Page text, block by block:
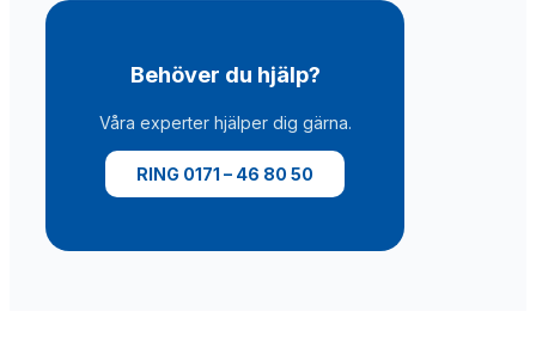
Behöver du hjälp?
Våra experter hjälper dig gärna.
RING 0171 – 46 80 50